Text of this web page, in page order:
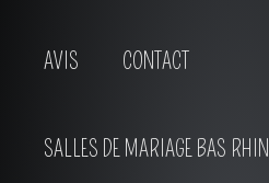
AVIS CONTACT
SALLES DE MARIAGE BAS RHIN